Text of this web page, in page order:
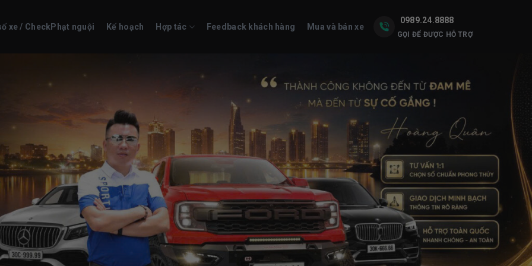
xe / CheckPhạt nguội Kế hoạch Hợp tác Feedback khách hàng Mua và bán xe
0989.24.8888
GỌI ĐỂ ĐƯỢC HỖ TRỢ